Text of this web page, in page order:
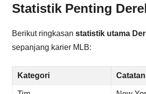
Statistik Penting
Berikut ringkasan statistik utama
sepanjang karier MLB:
Kategori Catatan